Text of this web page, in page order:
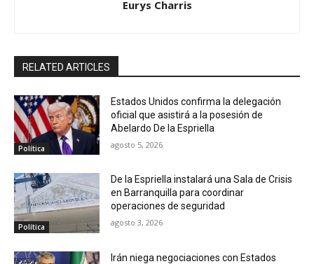
Eurys Charris
RELATED ARTICLES
Política
Estados Unidos confirma la delegación
oficial que asistirá a la posesión de
Abelardo De la Espriella
agosto 5, 2026
Política
De la Espriella instalará una Sala de Crisis
en Barranquilla para coordinar
operaciones de seguridad
agosto 3, 2026
Irán niega negociaciones con Estados